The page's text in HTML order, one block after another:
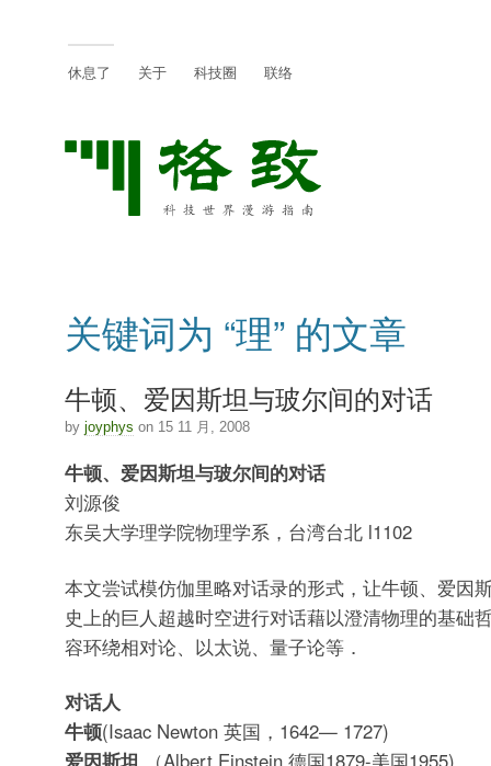
休息了 关于 科技圈 联络
关键词为 “理” 的文章
牛顿、爱因斯坦与玻尔间的对话
by joyphys on 15 11 月, 2008
牛顿、爱因斯坦与玻尔间的对话
刘源俊
东吴大学理学院物理学系，台湾台北 l1102
本文尝试模仿伽里略对话录的形式，让牛顿、爱因
史上的巨人超越时空进行对话藉以澄清物理的基础
容环绕相对论、以太说、量子论等．
对话人
牛顿(Isaac Newton 英国，1642— 1727)